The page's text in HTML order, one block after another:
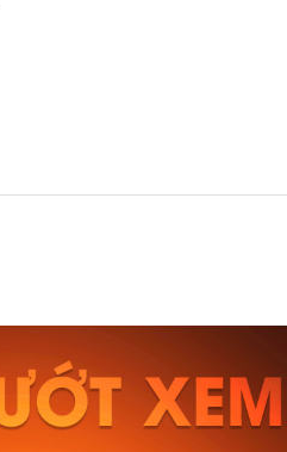
Casio Nam MTS-
115D-1AVDF
2.823.000₫
2.399.550₫
Mua ngay